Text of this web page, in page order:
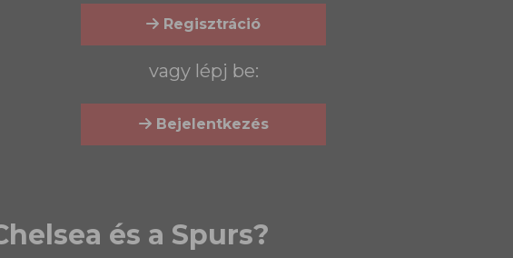
Regisztráció
vagy lépj be:
Bejelentkezés
és a Spurs?